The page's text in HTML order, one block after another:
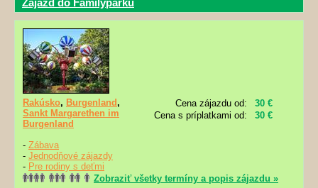
Cena zájazdu od:
30 €
Cena s príplatkami od:
30 €
Rakúsko, Burgenland,
Sankt Margarethen im
Burgenland
- Zábava
- Jednodňové zájazdy
- Pre rodiny s deťmi
Zobraziť všetky termíny a popis zájazdu »